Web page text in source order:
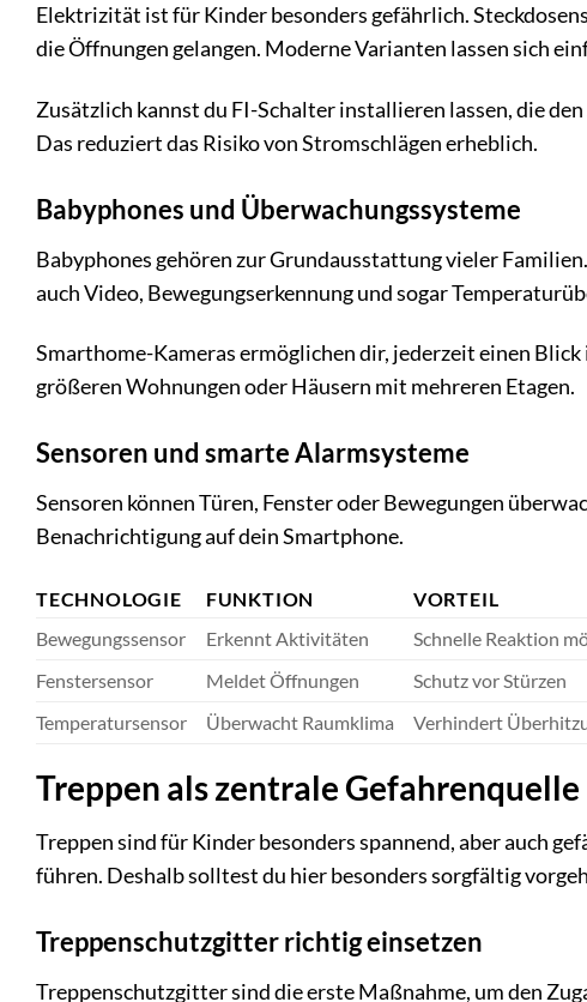
Elektrizität ist für Kinder besonders gefährlich.
die Öffnungen gelangen. Moderne Varianten lassen sich
Zusätzlich kannst du FI-Schalter installieren lassen, die
Das reduziert das Risiko von Stromschlägen erheblich.
Babyphones und Überwachungssysteme
Babyphones gehören zur Grundausstattung vieler
auch Video, Bewegungserkennung und sogar
Smarthome-Kameras ermöglichen dir, jederzeit einen
größeren Wohnungen oder Häusern mit mehreren Etagen.
Sensoren und smarte Alarmsysteme
Sensoren können Türen, Fenster oder Bewegungen
Benachrichtigung auf dein Smartphone.
TECHNOLOGIE FUNKTION
VORTEIL
Bewegungssensor
Erkennt Aktivitäten
Schnelle Reaktion
Fenstersensor
Meldet Öffnungen
Schutz vor Stürzen
Temperatursensor
Überwacht Raumklima Verhindert
Treppen als zentrale Gefahrenquelle
Treppen sind für Kinder besonders spannend, aber auch
führen. Deshalb solltest du hier besonders sorgfältig
Treppenschutzgitter richtig einsetzen
Treppenschutzgitter sind die erste Maßnahme, um den